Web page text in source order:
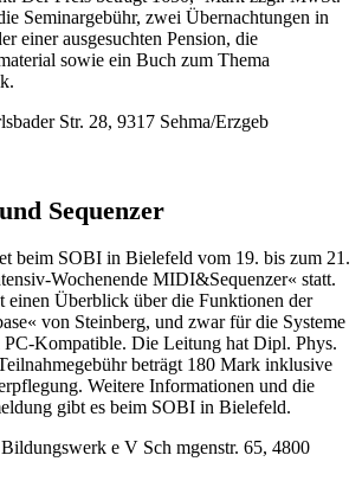
Seminargebühr, zwei Übernachtungen in
einer ausgesuchten Pension, die
sowie ein Buch zum Thema
Str. 28, 9317 Sehma/Erzgeb
Sequenzer
beim SOBI in Bielefeld vom 19. bis zum 21.
Wochenende MIDI&Sequenzer« statt.
einen Überblick über die Funktionen der
von Steinberg, und zwar für die Systeme
Kompatible. Die Leitung hat Dipl. Phys.
beträgt 180 Mark inklusive
Weitere Informationen und die
gibt es beim SOBI in Bielefeld.
e V Sch mgenstr. 65, 4800